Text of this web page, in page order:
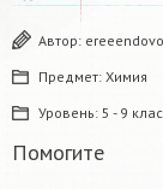
Автор: ereeendovo
Предмет: Химия
Уровень: 5 - 9
Помогите